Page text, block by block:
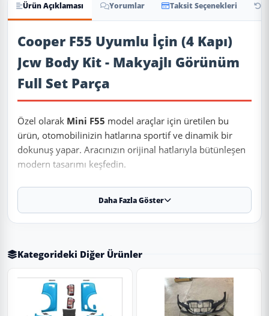
Ürün Açıklaması Yorumlar Taksit Seçenekleri
Ürün Açıklaması
Cooper F55 Uyumlu İçin (4 Kapı)
Jcw Body Kit - Makyajlı Görünüm
Full Set Parça
Özel olarak Mini F55 model araçlar için üretilen bu
ürün, otomobilinizin hatlarına sportif ve dinamik bir
dokunuş yapar. Aracınızın orijinal hatlarıyla bütünleşen
modern tasarımı keşfedin.
✨ Ürün Özellikleri ve Avantajları
✔ Birebir Uyum:Aracınızın orijinal ölçülerine sadık kalınarak
✔ Malzeme:Dayanıklı ve uzun ömürlü malzeme.
Uygulama
Daha Fazla Göster
Kategorideki Diğer Ürünler